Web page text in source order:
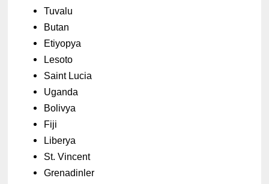
Tuvalu
Butan
Etiyopya
Lesoto
Saint Lucia
Uganda
Bolivya
Fiji
Liberya
St. Vincent
Grenadinler